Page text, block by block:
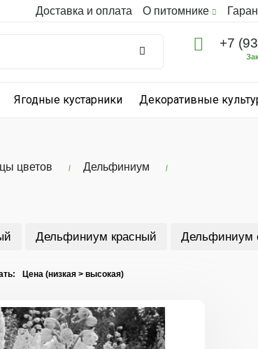
Доставка и оплата О питомнике
+7
Ягодные кустарники Декоративные
цветов Дельфиниум
Дельфиниум красный Дельфиниум